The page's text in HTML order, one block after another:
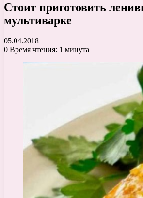
Стоит приготовить
мультиварке
05.04.2018
0 Время чтения: 1 минута